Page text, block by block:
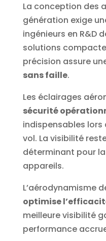
La conception des
génération exige
ingénieurs en R&D
solutions
précision assure
sans faille.
Les éclairages
sécurité
indispensables
vol. La visibilité
déterminant pour
appareils.
L’aérodynamisme
optimise
meilleure visibilité
performance